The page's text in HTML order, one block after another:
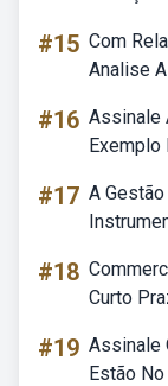
#15 Com
Analise
#16 Assinale
Exemplo
#17 A
#18
Curto
#19 Assinale
Estão